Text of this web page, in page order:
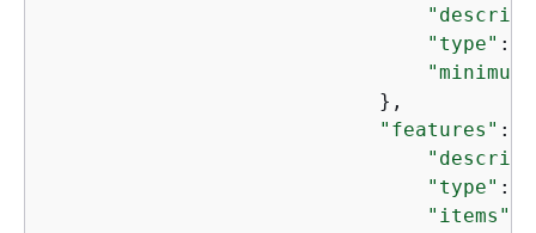
"type" : [
"minimum"
                            },
"features" :
"type" :
"items"